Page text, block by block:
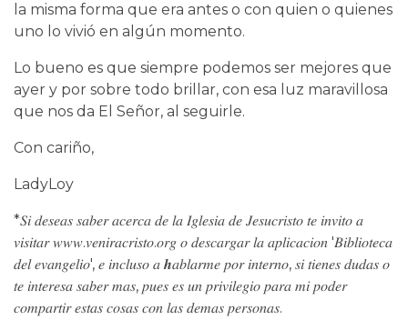
la misma forma que era antes o con quien o quienes
uno lo vivió en algún momento.
Lo bueno es que siempre podemos ser mejores que
ayer y por sobre todo brillar, con esa luz maravillosa
que nos da El Señor, al seguirle.
Con cariño,
LadyLoy
*𝑆𝑖 𝑑𝑒𝑠𝑒𝑎𝑠 𝑠𝑎𝑏𝑒𝑟 𝑎𝑐𝑒𝑟𝑐𝑎 𝑑𝑒 𝑙𝑎 𝐼𝑔𝑙𝑒𝑠𝑖𝑎 𝑑𝑒 𝐽𝑒𝑠𝑢𝑐𝑟𝑖𝑠𝑡𝑜 𝑡𝑒 𝑖𝑛𝑣𝑖𝑡𝑜 𝑎
𝑣𝑖𝑠𝑖𝑡𝑎𝑟 𝑤𝑤𝑤.𝑣𝑒𝑛𝑖𝑟𝑎𝑐𝑟𝑖𝑠𝑡𝑜.𝑜𝑟𝑔 𝑜 𝑑𝑒𝑠𝑐𝑎𝑟𝑔𝑎𝑟 𝑙𝑎 𝑎𝑝𝑙𝑖𝑐𝑎𝑐𝑖𝑜𝑛 '𝐵𝑖𝑏𝑙𝑖𝑜𝑡𝑒𝑐𝑎
𝑑𝑒𝑙 𝑒𝑣𝑎𝑛𝑔𝑒𝑙𝑖𝑜', 𝑒 𝑖𝑛𝑐𝑙𝑢𝑠𝑜 𝑎 𝒉𝑎𝑏𝑙𝑎𝑟𝑚𝑒 𝑝𝑜𝑟 𝑖𝑛𝑡𝑒𝑟𝑛𝑜, 𝑠𝑖 𝑡𝑖𝑒𝑛𝑒𝑠 𝑑𝑢𝑑𝑎𝑠 𝑜
𝑡𝑒 𝑖𝑛𝑡𝑒𝑟𝑒𝑠𝑎 𝑠𝑎𝑏𝑒𝑟 𝑚𝑎𝑠, 𝑝𝑢𝑒𝑠 𝑒𝑠 𝑢𝑛 𝑝𝑟𝑖𝑣𝑖𝑙𝑒𝑔𝑖𝑜 𝑝𝑎𝑟𝑎 𝑚𝑖 𝑝𝑜𝑑𝑒𝑟
𝑐𝑜𝑚𝑝𝑎𝑟𝑡𝑖𝑟 𝑒𝑠𝑡𝑎𝑠 𝑐𝑜𝑠𝑎𝑠 𝑐𝑜𝑛 𝑙𝑎𝑠 𝑑𝑒𝑚𝑎𝑠 𝑝𝑒𝑟𝑠𝑜𝑛𝑎𝑠.